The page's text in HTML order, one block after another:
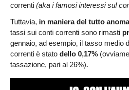
correnti (aka i famosi interessi sul
Tuttavia, in maniera del tutto
tassi sui conti correnti sono rimasti
gennaio, ad esempio, il tasso medio
correnti è stato dello 0,17%
tassazione, pari al 26%).